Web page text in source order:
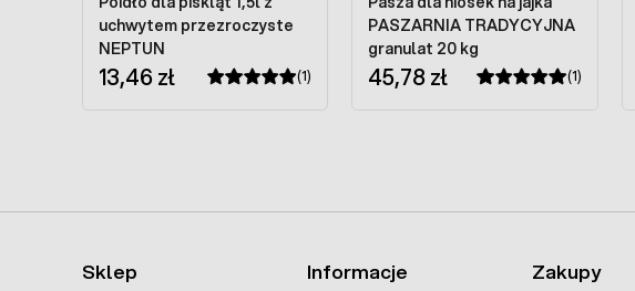
uchwytem przezroczyste
NEPTUN
13,46 zł (1)
PASZARNIA TRADYCYJNA
granulat 20 kg
45,78 zł (1)
Sklep Informacje Zakupy